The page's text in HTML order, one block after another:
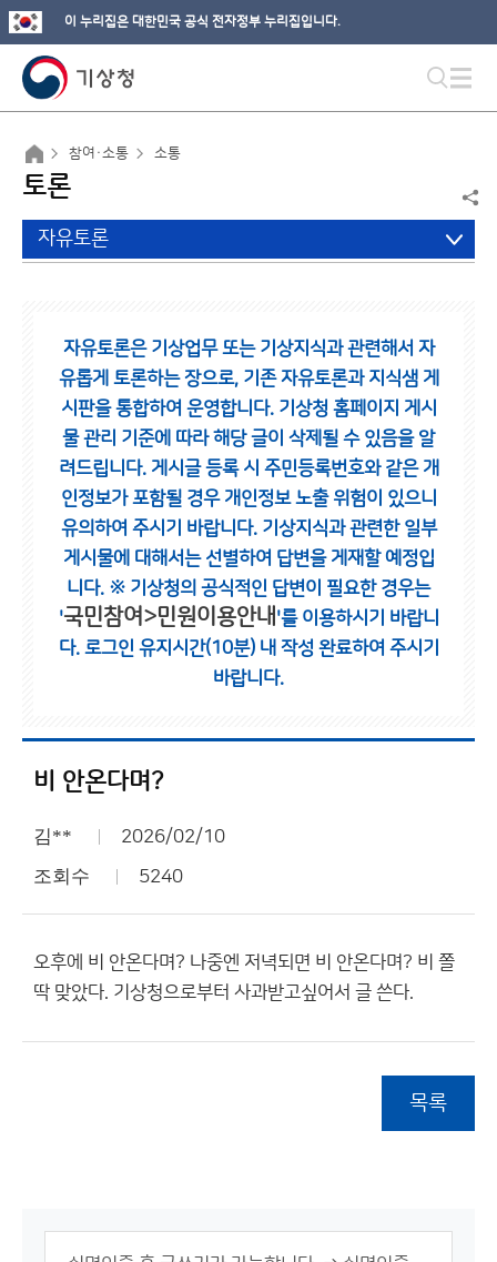
이 누리집은 대한민국 공식 전자정부 누리집입니다.
참여·소통 소통
토론
자유토론
자유토론은 기상업무 또는 기상지식과 관련해서 자
유롭게 토론하는 장으로, 기존 자유토론과 지식샘 게
시판을 통합하여 운영합니다. 기상청 홈페이지 게시
물 관리 기준에 따라 해당 글이 삭제될 수 있음을 알
려드립니다. 게시글 등록 시 주민등록번호와 같은 개
인정보가 포함될 경우 개인정보 노출 위험이 있으니
유의하여 주시기 바랍니다. 기상지식과 관련한 일부
게시물에 대해서는 선별하여 답변을 게재할 예정입
니다. ※ 기상청의 공식적인 답변이 필요한 경우는
'국민참여>민원이용안내 '를 이용하시기 바랍니
다. 로그인 유지시간(10분) 내 작성 완료하여 주시기
바랍니다.
비 안온다며?
김** 2026/02/10
조회수 5240
오후에 비 안온다며? 나중엔 저녁되면 비 안온다며? 비 쫄
딱 맞았다. 기상청으로부터 사과받고싶어서 글 쓴다.
목록